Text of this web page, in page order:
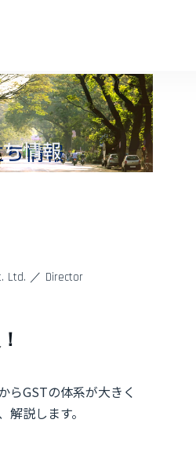
情報
Ltd. ／ Director
らGSTの体系が大きく
解説します。